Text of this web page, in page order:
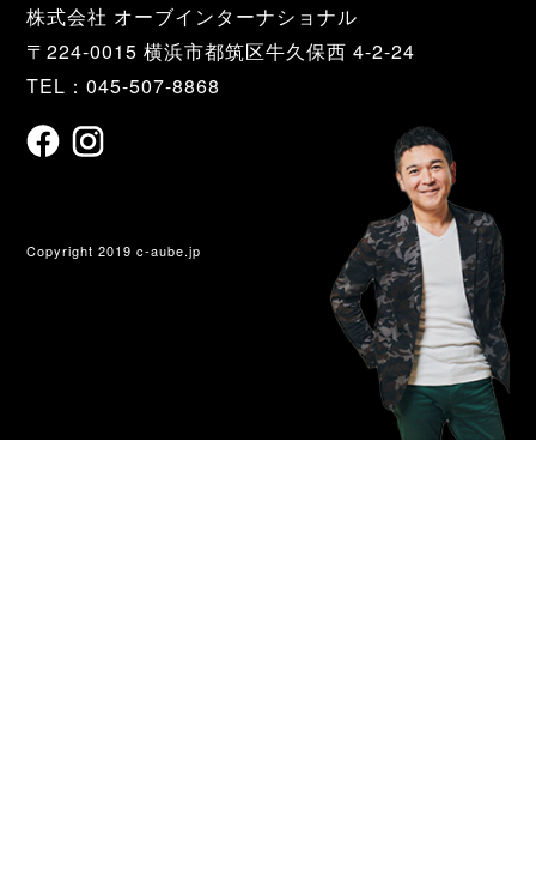
株式会社 オーブインターナショナル
〒224-0015 横浜市都筑区牛久保西 4-2-24
TEL：045-507-8868
Copyright 2019 c-aube.jp